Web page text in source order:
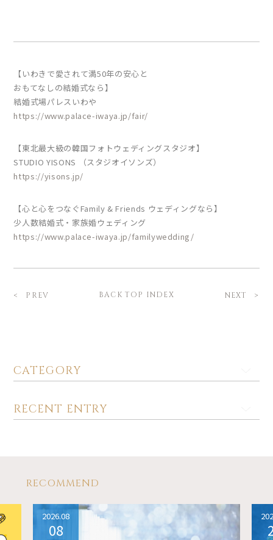
CATEGORY
RECENT ENTRY
【いわきで愛されて満50年の安心と
おもてなしの結婚式なら】
結婚式場パレスいわや
https://www.palace-iwaya.jp/fair/
【東北最大級の韓国フォトウェディングスタジオ】
STUDIO YISONS （スタジオイソンズ）
https://yisons.jp/
【心と心をつなぐFamily & Friends ウェディングなら】
少人数結婚式・家族婚ウェディング
https://www.palace-iwaya.jp/familywedding/
PREV BACK TOP INDEX NEXT
RECOMMEND
2026.08
08